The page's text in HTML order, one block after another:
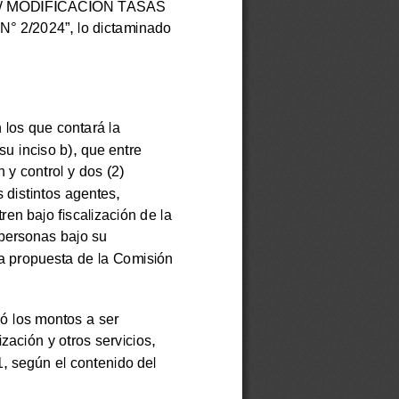
MODIFICACIÓN TASAS
2/2024”, lo dictaminado
los que contará la
inciso b), que entre
y control y dos (2)
agentes,
bajo fiscalización de la
bajo su
propuesta de la Comisión
los montos a ser
y otros servicios,
según el contenido del